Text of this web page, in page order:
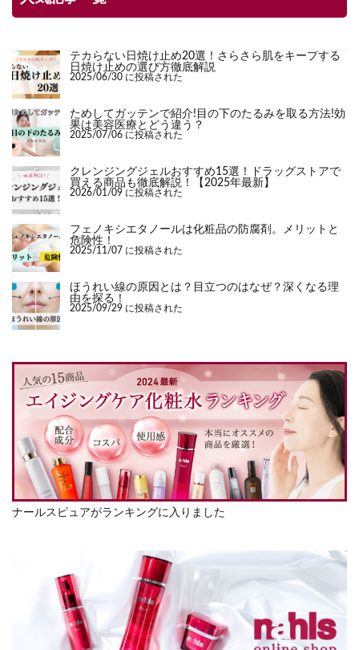
テカらない日焼け止め20選！さらさら肌をキープする
日焼け止めの選び方徹底解説
2025/06/30 に投稿された
ためしてガッテンで紹介!目の下のたるみを取る方法!効
果は美容医療とどう違う？
2025/07/06 に投稿された
クレンジングジェルおすすめ15選！ドラッグストアで
買える商品も徹底解説！【2025年最新】
2026/01/09 に投稿された
フェノキシエタノールは化粧品の防腐剤。メリットと
危険性！
2025/11/07 に投稿された
ほうれい線の原因とは？目立つのはなぜ？深くなる理
由を探る！
2025/09/29 に投稿された
ナールスピュアがランキングに入りました